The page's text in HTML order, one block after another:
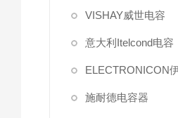
VISHAY威世电容
意大利Itelcond电容
施耐德电容器